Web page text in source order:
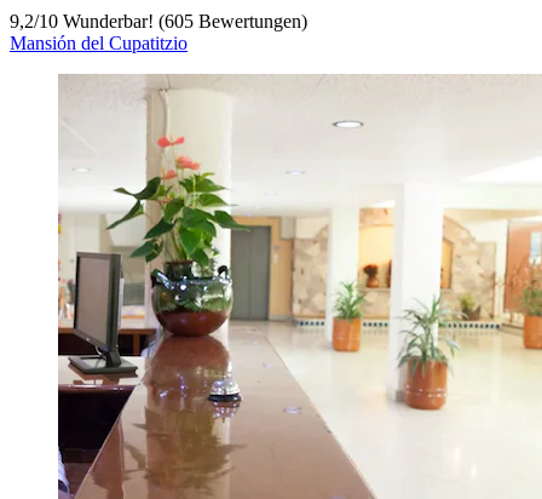
9,2/10 Wunderbar! (605 Bewertungen)
Mansión del Cupatitzio